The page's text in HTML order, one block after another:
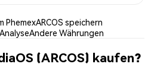
PhemexARCOS speichern
Andere Währungen
(ARCOS) kaufen?